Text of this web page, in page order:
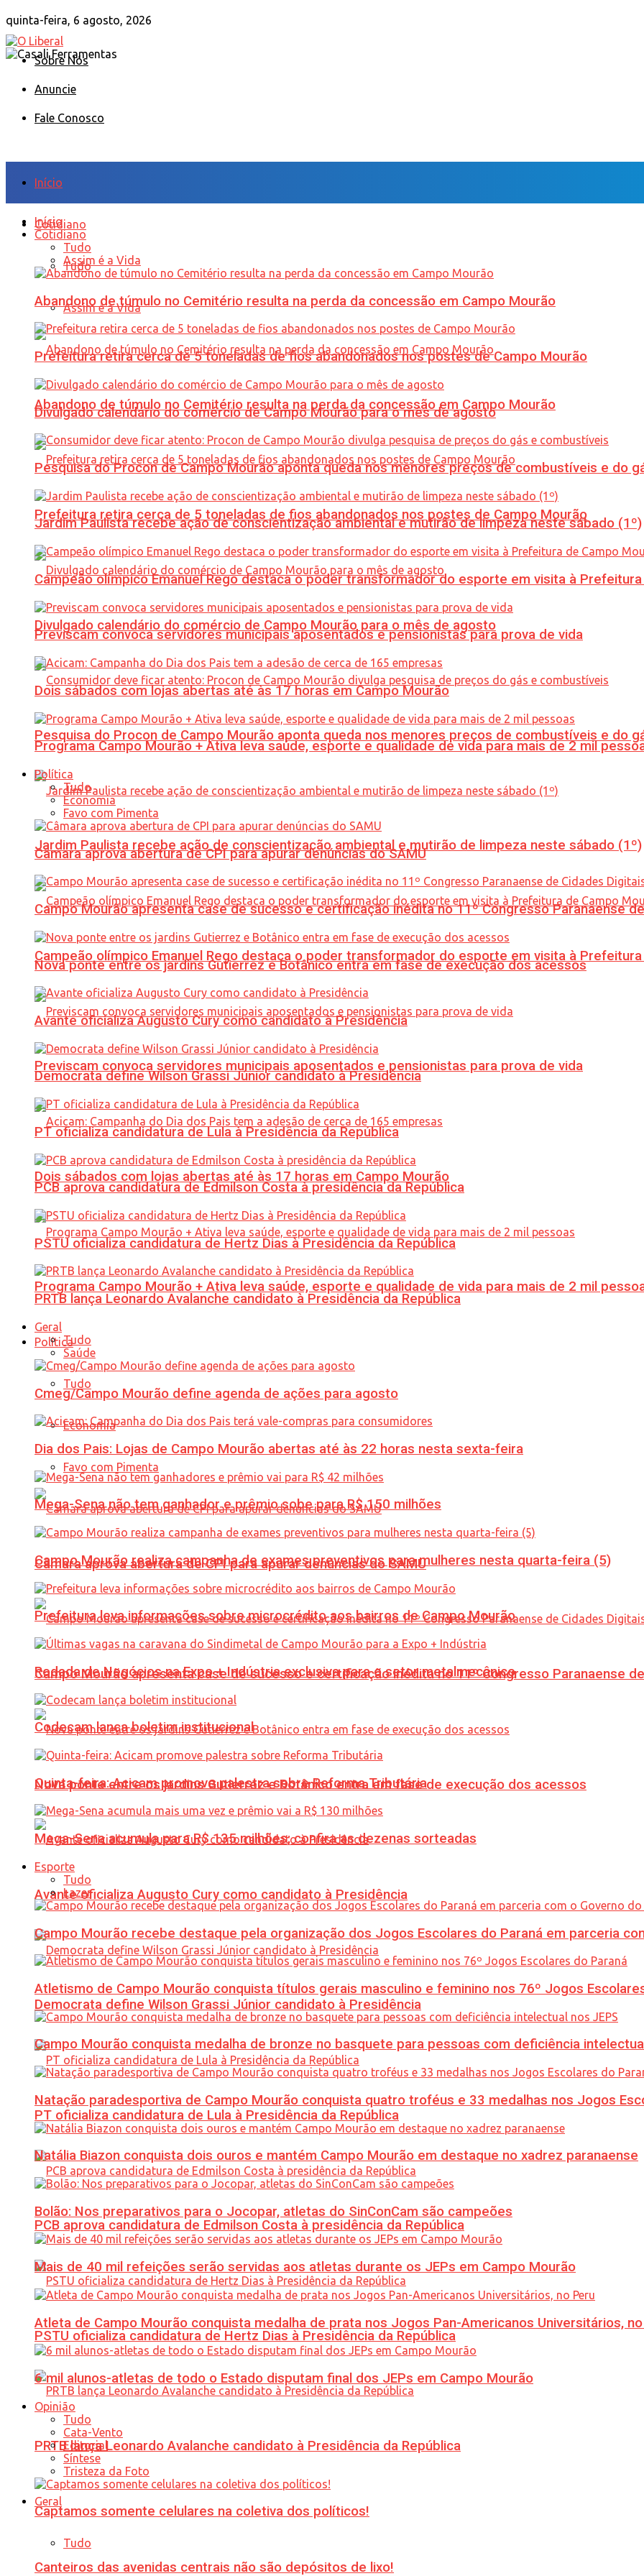
quinta-feira, 6 agosto, 2026
Sobre Nós
Anuncie
Fale Conosco
Início
Cotidiano
Tudo
Assim é a Vida
Abandono de túmulo no Cemitério resulta na perda da concessão em Campo Mourão
Prefeitura retira cerca de 5 toneladas de fios abandonados nos postes de Campo Mourão
Divulgado calendário do comércio de Campo Mourão para o mês de agosto
Pesquisa do Procon de Campo Mourão aponta queda nos menores preços de combustíveis e do
Jardim Paulista recebe ação de conscientização ambiental e mutirão de limpeza neste sábado (1º)
Campeão olímpico Emanuel Rego destaca o poder transformador do esporte em visita à
Previscam convoca servidores municipais aposentados e pensionistas para prova de vida
Dois sábados com lojas abertas até às 17 horas em Campo Mourão
Programa Campo Mourão + Ativa leva saúde, esporte e qualidade de vida para mais de 2 mil
Política
Tudo
Economia
Favo com Pimenta
Câmara aprova abertura de CPI para apurar denúncias do SAMU
Campo Mourão apresenta case de sucesso e certificação inédita no 11º Congresso Paranaense
Nova ponte entre os jardins Gutierrez e Botânico entra em fase de execução dos acessos
Avante oficializa Augusto Cury como candidato à Presidência
Democrata define Wilson Grassi Júnior candidato à Presidência
PT oficializa candidatura de Lula à Presidência da República
PCB aprova candidatura de Edmilson Costa à presidência da República
PSTU oficializa candidatura de Hertz Dias à Presidência da República
PRTB lança Leonardo Avalanche candidato à Presidência da República
Geral
Tudo
Início
Cotidiano
Tudo
Assim é a Vida
Abandono de túmulo no Cemitério resulta na perda da concessão em Campo Mourão
Prefeitura retira cerca de 5 toneladas de fios abandonados nos postes de Campo Mourão
Divulgado calendário do comércio de Campo Mourão para o mês de agosto
Pesquisa do Procon de Campo Mourão aponta queda nos menores preços de combustíveis e do
Jardim Paulista recebe ação de conscientização ambiental e mutirão de limpeza neste sábado (1º)
Campeão olímpico Emanuel Rego destaca o poder transformador do esporte em visita à
Previscam convoca servidores municipais aposentados e pensionistas para prova de vida
Dois sábados com lojas abertas até às 17 horas em Campo Mourão
Programa Campo Mourão + Ativa leva saúde, esporte e qualidade de vida para mais de 2 mil
Política
Tudo
Economia
Favo com Pimenta
Câmara aprova abertura de CPI para apurar denúncias do SAMU
Campo Mourão apresenta case de sucesso e certificação inédita no 11º Congresso Paranaense
Nova ponte entre os jardins Gutierrez e Botânico entra em fase de execução dos acessos
Avante oficializa Augusto Cury como candidato à Presidência
Democrata define Wilson Grassi Júnior candidato à Presidência
PT oficializa candidatura de Lula à Presidência da República
PCB aprova candidatura de Edmilson Costa à presidência da República
PSTU oficializa candidatura de Hertz Dias à Presidência da República
PRTB lança Leonardo Avalanche candidato à Presidência da República
Geral
Tudo
Saúde
Cmeg/Campo Mourão define agenda de ações para agosto
Dia dos Pais: Lojas de Campo Mourão abertas até às 22 horas nesta sexta-feira
Mega-Sena não tem ganhador e prêmio sobe para R$ 150 milhões
Campo Mourão realiza campanha de exames preventivos para mulheres nesta quarta-feira (5)
Prefeitura leva informações sobre microcrédito aos bairros de Campo Mourão
Rodada de Negócios na Expo + Indústria exclusiva para o setor metalmecânico
Codecam lança boletim institucional
Quinta-feira: Acicam promove palestra sobre Reforma Tributária
Mega-Sena acumula para R$ 135 milhões; confira as dezenas sorteadas
Esporte
Tudo
Lazer
Campo Mourão recebe destaque pela organização dos Jogos Escolares do Paraná em parceria
Atletismo de Campo Mourão conquista títulos gerais masculino e feminino nos 76º Jogos
Campo Mourão conquista medalha de bronze no basquete para pessoas com deficiência
Natação paradesportiva de Campo Mourão conquista quatro troféus e 33 medalhas nos Jogos
Natália Biazon conquista dois ouros e mantém Campo Mourão em destaque no xadrez paranaense
Bolão: Nos preparativos para o Jocopar, atletas do SinConCam são campeões
Mais de 40 mil refeições serão servidas aos atletas durante os JEPs em Campo Mourão
Atleta de Campo Mourão conquista medalha de prata nos Jogos Pan-Americanos Universitários,
6 mil alunos-atletas de todo o Estado disputam final dos JEPs em Campo Mourão
Opinião
Tudo
Cata-Vento
Editorial
Síntese
Tristeza da Foto
Captamos somente celulares na coletiva dos políticos!
Canteiros das avenidas centrais não são depósitos de lixo!